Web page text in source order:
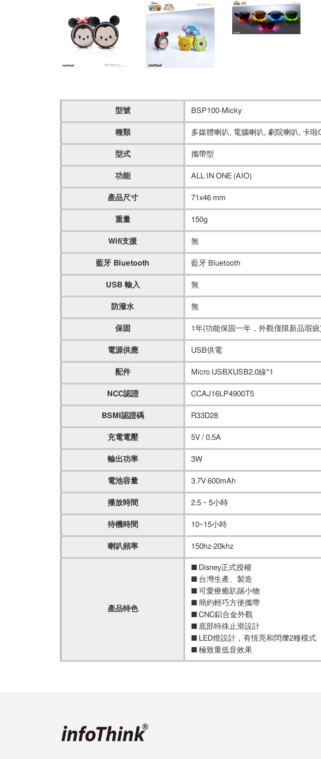
型號 BSP100-Micky
種類 多媒體喇叭, 電腦喇叭, 劇院喇叭, 卡啦
型式 攜帶型
功能 ALL IN ONE (AIO)
產品尺寸 71x46 mm
重量 150g
Wifi支援 無
藍牙 Bluetooth 藍牙 Bluetooth
USB 輸入 無
防潑水 無
保固 1年(功能保固一年，外觀僅限新品瑕疵
電源供應 USB供電
配件 Micro USBXUSB2.0線*1
NCC認證 CCAJ16LP4900T5
BSMI認證碼 R33D28
充電電壓 5V / 0.5A
輸出功率 3W
電池容量 3.7V 600mAh
播放時間 2.5 ~ 5小時
待機時間 10~15小時
喇叭頻率 150hz-20khz
產品特色
■ Disney正式授權
■ 台灣生產、製造
■ 可愛療癒趴踢小物
■ 簡約輕巧方便攜帶
■ CNC鋁合金外觀
■ 底部特殊止滑設計
■ LED燈設計，有恆亮和閃爍2種模式
■ 極致重低音效果